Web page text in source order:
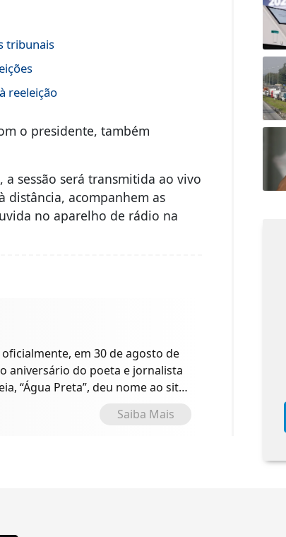
tribunais
reeleição
o presidente, também
sessão será transmitida ao vivo
distância, acompanhem as
no aparelho de rádio na
em 30 de agosto de
aniversário do poeta e jornalista
“Água Preta”, deu nome ao site
Saiba Mais